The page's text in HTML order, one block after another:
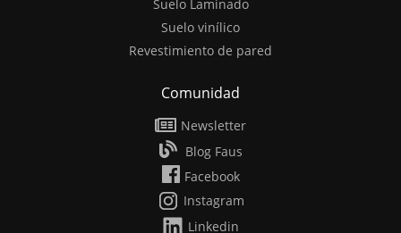
Suelo Laminado
Suelo vinílico
Revestimiento de pared
Comunidad
Newsletter
Blog Faus
Facebook
Instagram
Linkedin